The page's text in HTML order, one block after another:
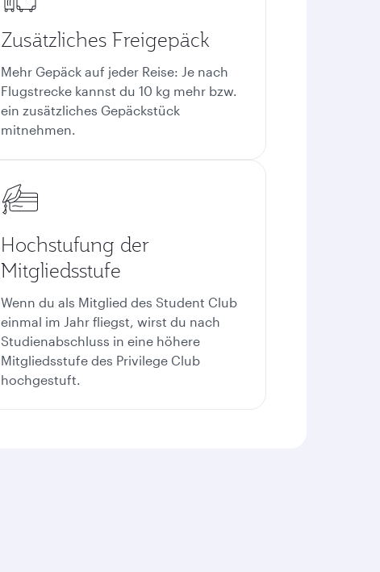
Zusätzliches Freigepäck
Mehr Gepäck auf jeder Reise: Je nach
Flugstrecke kannst du 10 kg mehr bzw.
ein zusätzliches Gepäckstück
mitnehmen.
Hochstufung der
Mitgliedsstufe
Wenn du als Mitglied des Student Club
einmal im Jahr fliegst, wirst du nach
Studienabschluss in eine höhere
Mitgliedsstufe des Privilege Club
hochgestuft.